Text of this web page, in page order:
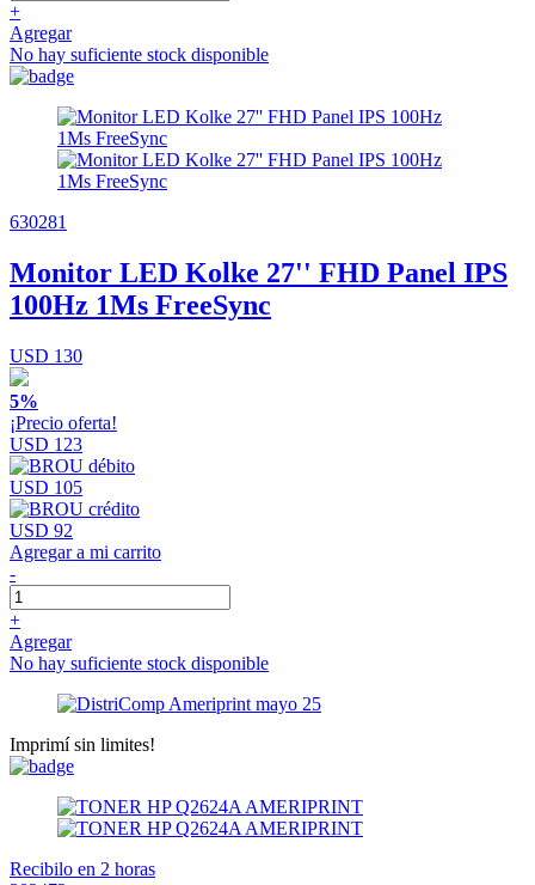
+
Agregar
No hay suficiente stock disponible
630281
Monitor LED Kolke 27'' FHD Panel IPS
100Hz 1Ms FreeSync
USD 130
5%
¡Precio oferta!
USD 123
USD 105
USD 92
Agregar a mi carrito
-
+
Agregar
No hay suficiente stock disponible
Imprimí sin limites!
Recibilo en 2 horas